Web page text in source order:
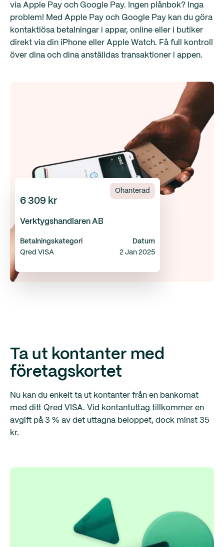
via Apple Pay och Google Pay. Ingen plånbok? Inga
problem! Med Apple Pay och Google Pay kan du göra
kontaktlösa betalningar i appar, online eller i butiker
direkt via din iPhone eller Apple Watch. Få full kontroll
över dina och dina anställdas transaktioner i appen.
Ohanterad
6 309 kr
Verktygshandlaren AB
Betalningskategori
Datum
Qred VISA
2 Jan 2025
Ta ut kontanter med
företagskortet
Nu kan du enkelt ta ut kontanter från en bankomat
med ditt Qred VISA. Vid kontantuttag tillkommer en
avgift på 3 % av det uttagna beloppet, dock minst 35
kr.